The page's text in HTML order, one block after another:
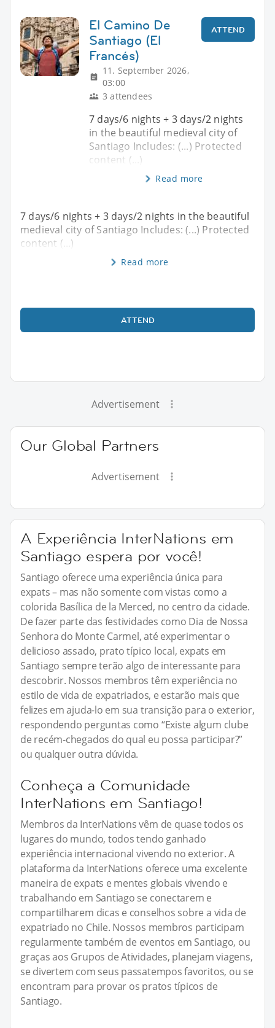
El Camino De
Santiago (El
Francés)
11. September 2026,
03:00
3 attendees
ATTEND
7 days/6 nights + 3 days/2 nights
in the beautiful medieval city of
Santiago Includes: (...) Protected
content (...)
Read more
7 days/6 nights + 3 days/2 nights in the beautiful
medieval city of Santiago Includes: (...) Protected
content (...)
Read more
ATTEND
Advertisement
Our Global Partners
Advertisement
A Experiência InterNations em
Santiago espera por você!
Santiago oferece uma experiência única para
expats – mas não somente com vistas como a
colorida Basílica de la Merced, no centro da cidade.
De fazer parte das festividades como Dia de Nossa
Senhora do Monte Carmel, até experimentar o
delicioso assado, prato típico local, expats em
Santiago sempre terão algo de interessante para
descobrir. Nossos membros têm experiência no
estilo de vida de expatriados, e estarão mais que
felizes em ajuda-lo em sua transição para o exterior,
respondendo perguntas como “Existe algum clube
de recém-chegados do qual eu possa participar?”
ou qualquer outra dúvida.
Conheça a Comunidade
InterNations em Santiago!
Membros da InterNations vêm de quase todos os
lugares do mundo, todos tendo ganhado
experiência internacional vivendo no exterior. A
plataforma da InterNations oferece uma excelente
maneira de expats e mentes globais vivendo e
trabalhando em Santiago se conectarem e
compartilharem dicas e conselhos sobre a vida de
expatriado no Chile. Nossos membros participam
regularmente também de eventos em Santiago, ou
graças aos Grupos de Atividades, planejam viagens,
se divertem com seus passatempos favoritos, ou se
encontram para provar os pratos típicos de
Santiago.